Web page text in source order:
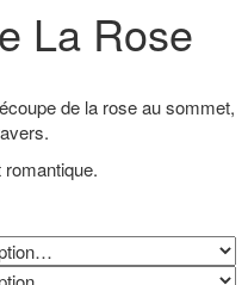
La Rose
de la rose au sommet,